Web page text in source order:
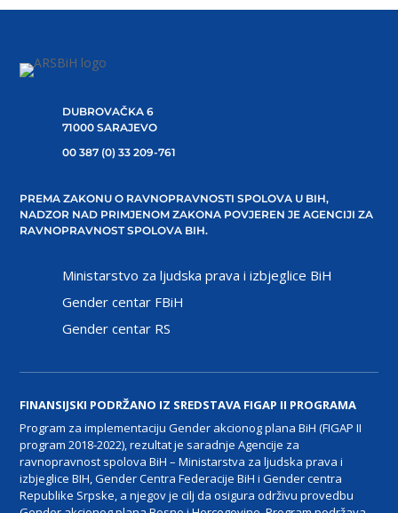
DUBROVAČKA 6
71000 SARAJEVO
00 387 (0) 33 209-761
PREMA ZAKONU O RAVNOPRAVNOSTI SPOLOVA U BIH,
NADZOR NAD PRIMJENOM ZAKONA POVJEREN JE AGENCIJI ZA
RAVNOPRAVNOST SPOLOVA BIH.
Ministarstvo za ljudska prava i izbjeglice BiH
Gender centar FBiH
Gender centar RS
FINANSIJSKI PODRŽANO IZ SREDSTAVA FIGAP II PROGRAMA
Program za implementaciju Gender akcionog plana BiH (FIGAP II
program 2018-2022), rezultat je saradnje Agencije za
ravnopravnost spolova BiH – Ministarstva za ljudska prava i
izbjeglice BIH, Gender Centra Federacije BiH i Gender centra
Republike Srpske, a njegov je cilj da osigura održivu provedbu